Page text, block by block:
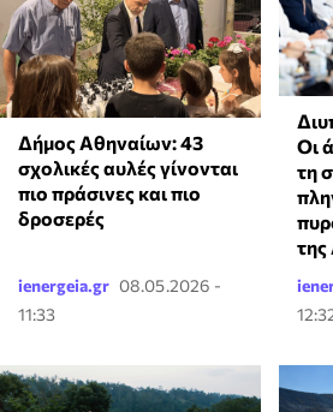
Δήμος Αθηναίων: 43
σχολικές αυλές γίνονται
πιο πράσινες και πιο
δροσερές
ienergeia.gr 08.05.2026 -
11:33
Οι
τη
της